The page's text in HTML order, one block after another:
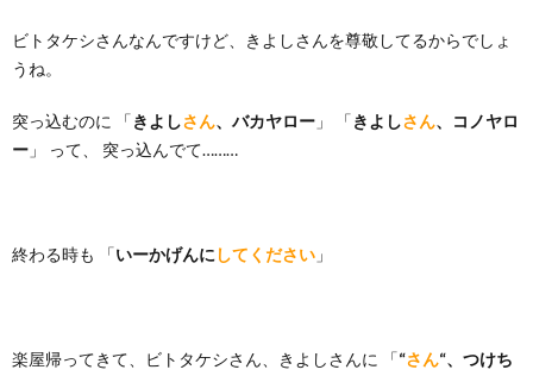
ビトタケシさんなんですけど、きよしさんを尊敬してるからでしょ
うね。
突っ込むのに 「きよしさん、バカヤロー 」 「きよしさん、コノヤロ
ー 」 って、 突っ込んでて………
終わる時も 「いーかげんに してください 」
楽屋帰ってきて、ビトタケシさん、きよしさんに 「“さん“、つけち